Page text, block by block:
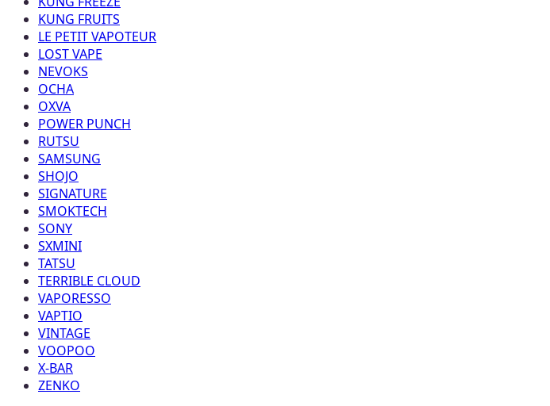
KUNG FRUITS
LE PETIT VAPOTEUR
LOST VAPE
NEVOKS
OCHA
OXVA
POWER PUNCH
RUTSU
SAMSUNG
SHOJO
SIGNATURE
SMOKTECH
SONY
SXMINI
TATSU
TERRIBLE CLOUD
VAPORESSO
VAPTIO
VINTAGE
VOOPOO
X-BAR
ZENKO